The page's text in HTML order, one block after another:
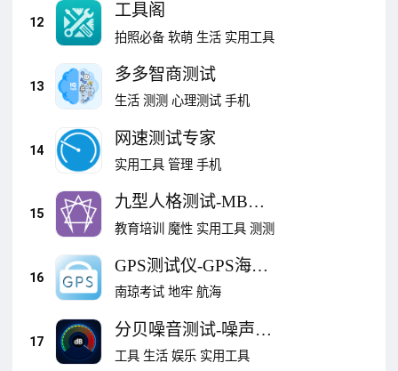
12
工具阁
拍照必备 软萌 生活 实用工具
13
多多智商测试
生活 测测 心理测试 手机
14
网速测试专家
实用工具 管理 手机
15
九型人格测试-MBTI
性格测试
教育培训 魔性 实用工具 测测
16
GPS测试仪-GPS海拔
表
南琼考试 地牢 航海
17
分贝噪音测试-噪声测
量检测仪
工具 生活 娱乐 实用工具